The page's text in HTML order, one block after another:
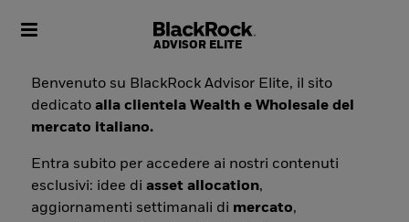
Toggle navigation
Benvenuto su BlackRock Advisor Elite, il sito
dedicatoalla clientela Wealth e Wholesale del
mercato italiano.
Entra subito per accedere ai nostri contenuti
esclusivi: idee diasset allocation,
aggiornamenti settimanali di mercato,